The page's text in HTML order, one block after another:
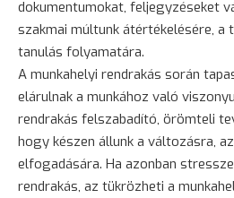
dokumentumokat, feljegyzéseket
szakmai múltunk átértékelésére, a
tanulás folyamatára.
A munkahelyi rendrakás során
elárulnak a munkához való
rendrakás felszabadító, örömteli
hogy készen állunk a változásra,
elfogadására. Ha azonban
rendrakás, az tükrözheti a